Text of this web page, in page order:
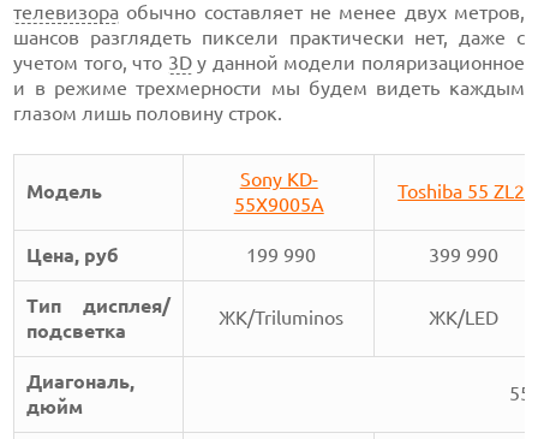
телевизора обычно составляет не менее двух метров,
шансов разглядеть пиксели практически нет, даже с
учетом того, что 3Dу данной модели поляризационное
и в режиме трехмерности мы будем видеть каждым
глазом лишь половину строк.
Модель
Sony KD-
55X9005A
Toshiba 55 ZL2
Цена, руб 199 990 399 990
Тип дисплея/
подсветка
ЖК/Triluminos ЖК/LED
Диагональ,
дюйм